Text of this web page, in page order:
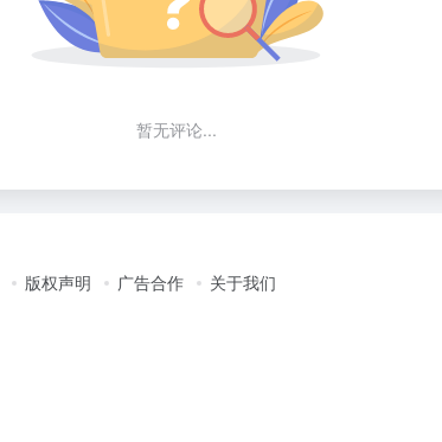
暂无评论...
版权声明 广告合作 关于我们